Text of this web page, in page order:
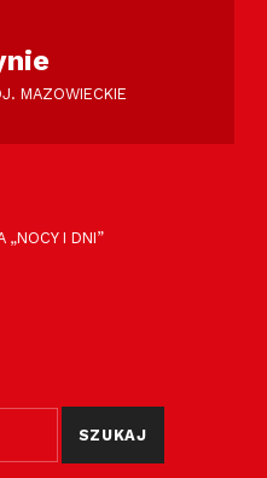
MAZOWIECKIE
„NOCY I DNI”